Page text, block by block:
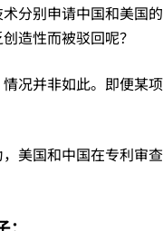
分别申请中国和美国
造性而被驳回呢？
况并非如此。即便某
美国和中国在专利审